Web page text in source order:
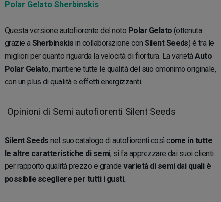
Polar Gelato Sherbinskis
Questa versione autofiorente del noto Polar Gelato (ottenuta
grazie a Sherbinskis in collaborazione conSilent Seeds) è tra le
migliori per quanto riguarda la velocità di fioritura. La varietàAuto
Polar Gelato, mantiene tutte le qualità del suo omonimo originale,
con un plus di qualità e effetti energizzanti.
Opinioni di Semi autofiorenti Silent Seeds
Silent Seeds nel suo catalogo di autofiorenti così come in tutte
le altre caratteristiche di semi, si fa apprezzare dai suoi clienti
per rapporto qualità prezzo e grandevarietà di semi dai quali è
possibile scegliere per tutti i gusti.